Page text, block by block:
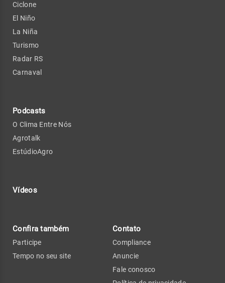
Ciclone
El Niño
La Niña
Turismo
Radar RS
Carnaval
Podcasts
O Clima Entre Nós
Agrotalk
EstúdioAgro
Vídeos
Confira também
Participe
Tempo no seu site
Contato
Compliance
Anuncie
Fale conosco